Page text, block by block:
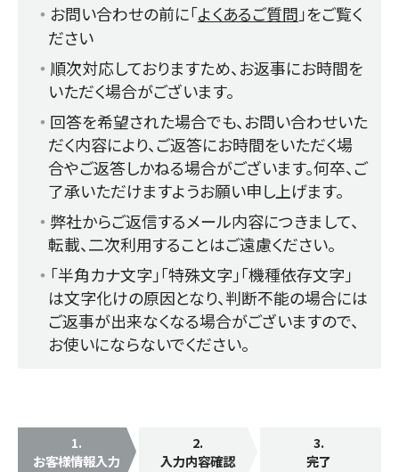
お問い合わせの前に「よくあるご質問 」をご覧く
ださい
順次対応しておりますため、お返事にお時間を
いただく場合がございます。
回答を希望された場合でも、お問い合わせいた
だく内容により、ご返答にお時間をいただく場
合やご返答しかねる場合がございます。何卒、ご
了承いただけますようお願い申し上げます。
弊社からご返信するメール内容につきまして、
転載、二次利用することはご遠慮ください。
「半角カナ文字」「特殊文字」「機種依存文字」
は文字化けの原因となり、判断不能の場合には
ご返事が出来なくなる場合がございますので、
お使いにならないでください。
1.
お客様情報入力
2.
入力内容確認
3.
完了